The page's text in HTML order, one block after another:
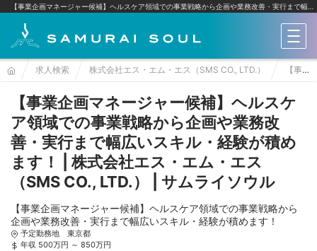
メ
求人検索 株式会社エス・エム・エス（SMS CO., LTD.） 【事業企画マネージャー候補】ヘルスケア領域での事業戦略から企画や業務改善・実行まで幅広いスキル・経験が積めます！
【事業企画マネージャー候補】ヘルスケ
ア領域での事業戦略から企画や業務改
善・実行まで幅広いスキル・経験が積め
ます！ | 株式会社エス・エム・エス
（SMS CO., LTD.） | サムライソウル
【事業企画マネージャー候補】ヘルスケア領域での事業戦略から
企画や業務改善・実行まで幅広いスキル・経験が積めます！
予定勤務地 東京都
年収 500万円 ～ 850万円